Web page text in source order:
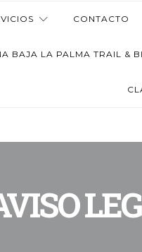
CONTACTO
BAJA LA PALMA TRAIL &